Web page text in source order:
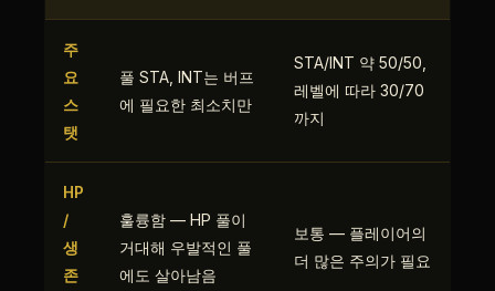
주
요
스
탯
풀 STA, INT는 버프
에 필요한 최소치만
STA/INT 약 50/50,
레벨에 따라 30/70
까지
HP
/
생
존
훌륭함 — HP 풀이
거대해 우발적인 풀
에도 살아남음
보통 — 플레이어의
더 많은 주의가 필요